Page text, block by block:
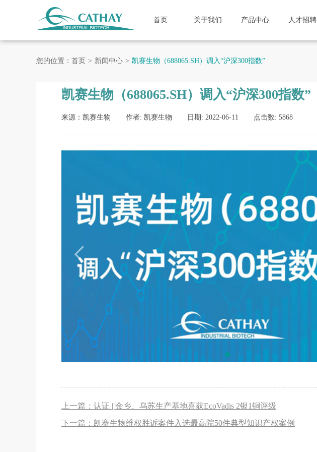
首页 关于我们 产品中心 人才招聘
您的位置： 首页 新闻中心 凯赛生物（688065.SH）调入“沪深300指数”
凯赛生物（688065.SH）调入“沪深300指数”
来源：凯赛生物 作者: 凯赛生物 日期: 2022-06-11 点击数: 5868
上一篇：认证 | 金乡、乌苏生产基地喜获EcoVadis 2银1铜评级
下一篇：凯赛生物维权胜诉案件入选最高院50件典型知识产权案例